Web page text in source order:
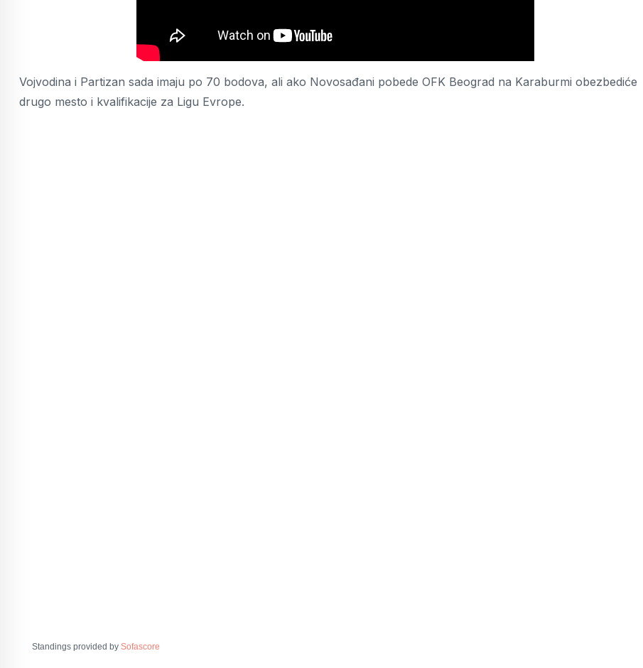
Vojvodina i Partizan sada imaju po 70 bodova, ali ako Novosađani pobede OFK Beograd na Karaburmi obezbediće
drugo mesto i kvalifikacije za Ligu Evrope.
Standings provided by Sofascore